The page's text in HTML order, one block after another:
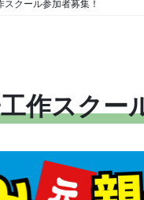
クール参加者募集！
作スクー